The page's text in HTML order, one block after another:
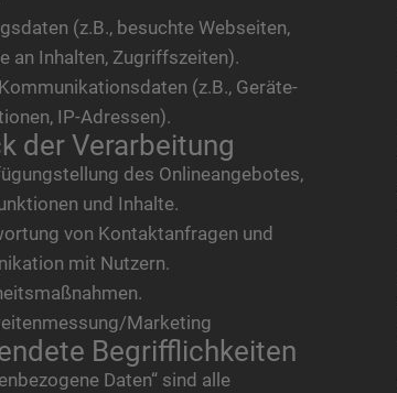
(z.B., besuchte Webseiten,
an Inhalten, Zugriffszeiten).
(z.B., Geräte-
IP-Adressen).
der Verarbeitung
des Onlineangebotes,
und Inhalte.
von Kontaktanfragen und
mit Nutzern.
Marketing
Begrifflichkeiten
Daten“ sind alle